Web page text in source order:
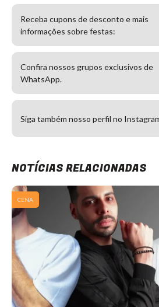
Receba cupons de desconto e mais
informações sobre festas:
Confira nossos grupos exclusivos de
WhatsApp.
Siga também nosso perfil no
NOTÍCIAS RELACIONADAS
CENA